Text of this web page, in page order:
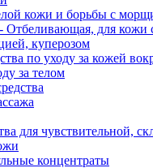
кожи и борьбы с
Отбеливающая, для кожи
куперозом
по уходу за кожей
за телом
для чувствительной,
концентраты